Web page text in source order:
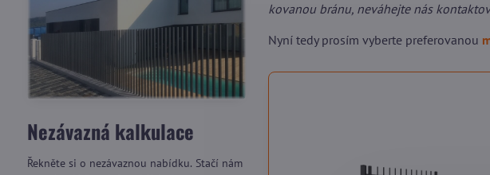
kovanou bránu, neváhejte nás
Nyní tedy prosím vyberte preferovanou
Nezávazná kalkulace
Řekněte si o nezávaznou nabídku. Stačí nám